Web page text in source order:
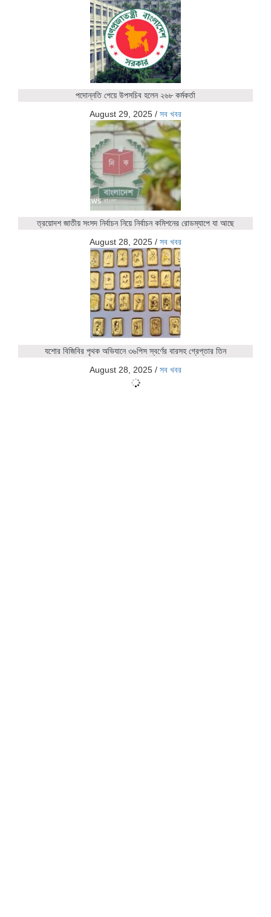
পদোন্নতি পেয়ে উপসচিব হলেন ২৬৮ কর্মকর্তা
August 29, 2025 / সব খবর
ত্রয়োদশ জাতীয় সংসদ নির্বাচন নিয়ে নির্বাচন কমিশনের রোডম্যাপে যা আছে
August 28, 2025 / সব খবর
যশোর বিজিবির পৃথক অভিযানে ৩৬পিস স্বর্ণের বারসহ গ্রেপ্তার তিন
August 28, 2025 / সব খবর